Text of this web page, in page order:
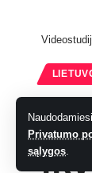
Privatumo
sąlygos.